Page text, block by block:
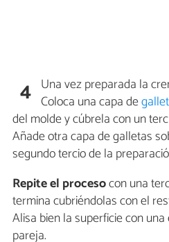
4 Una vez preparada la
Coloca una capa de
del molde y cúbrela con un
Añade otra capa de galletas
segundo tercio de la
Repite el procesocon una
termina cubriéndolas con el
Alisa bien la superficie con
pareja.